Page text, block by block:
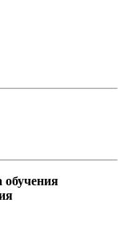
обучения